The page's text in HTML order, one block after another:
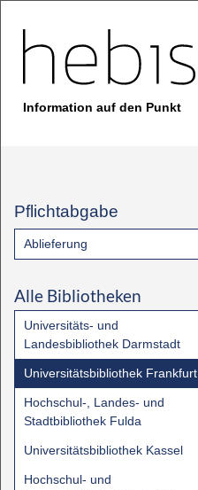
Information auf den Punkt
Pflichtabgabe
Ablieferung
Alle Bibliotheken
Universitäts- und
Landesbibliothek Darmstadt
Universitätsbibliothek Frankfurt
Hochschul-, Landes- und
Stadtbibliothek Fulda
Universitätsbibliothek Kassel
Hochschul- und